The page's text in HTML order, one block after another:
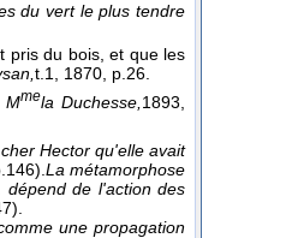
du vert le plus tendre
pris du bois, et que les
t.1, 1870, p.26.
,Mmela Duchesse, 1893
Hector qu'elle avait
La métamorphose
de l'action des
une propagation